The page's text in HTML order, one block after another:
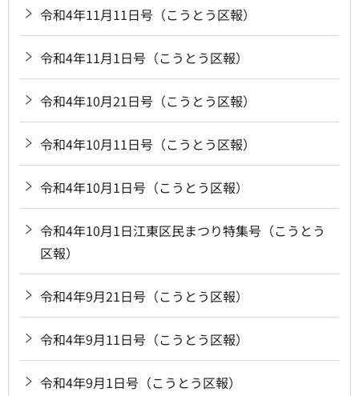
令和4年11月11日号（こうとう区報）
令和4年11月1日号（こうとう区報）
令和4年10月21日号（こうとう区報）
令和4年10月11日号（こうとう区報）
令和4年10月1日号（こうとう区報）
令和4年10月1日江東区民まつり特集号（こうとう
区報）
令和4年9月21日号（こうとう区報）
令和4年9月11日号（こうとう区報）
令和4年9月1日号（こうとう区報）